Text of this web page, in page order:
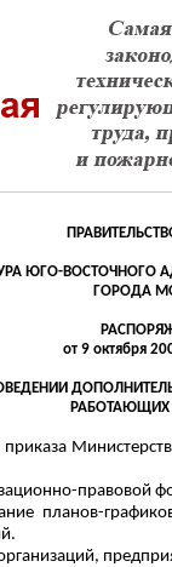
ЮГО-ВОСТОЧНОГО
ГОРОДА
от 9 октября
РАБОТАЮЩИХ
правовой
планов-